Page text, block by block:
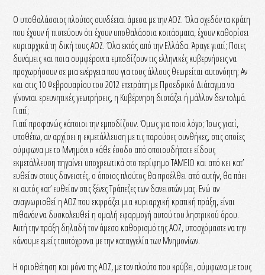
Ο υποθαλάσσιος πλούτος συνδέεται άμεσα με την ΑΟΖ. Όλα σχεδόν τα κράτη
που έχουν ή πιστεύουν ότι έχουν υποθαλάσσια κοιτάσματα, έχουν καθορίσει
κυριαρχικά τη δική τους ΑΟΖ. Όλα εκτός από την Ελλάδα. Άραγε γιατί; Ποιες
δυνάμεις και ποια συμφέροντα εμποδίζουν τις ελληνικές κυβερνήσεις να
προχωρήσουν σε μια ενέργεια που για τους άλλους θεωρείται αυτονόητη; Αν
και στις 10 Φεβρουαρίου του 2012 επετράπη με Προεδρικό Διάταγμα να
γίνονται ερευνητικές γεωτρήσεις, η Κυβέρνηση διστάζει ή μάλλον δεν τολμά.
Γιατί;
Γιατί προφανώς κάποιοι την εμποδίζουν. Όμως για ποιο λόγο; Ίσως γιατί,
υποθέτω, αν αρχίσει η εκμετάλλευση με τις παρούσες συνθήκες, στις οποίες
σύμφωνα με το Μνημόνιο κάθε έσοδο από οποιουδήποτε είδους
εκμετάλλευση πηγαίνει υποχρεωτικά στο περίφημο ΤΑΜΕΙΟ και από κει κατ’
ευθείαν στους δανειστές, ο όποιος πλούτος θα προέλθει από αυτήν, θα πάει
κι αυτός κατ’ ευθείαν στις ξένες Τράπεζες των δανειστών μας. Ενώ αν
αναγνωρισθεί η ΑΟΖ που εκφράζει μια κυριαρχική κρατική πράξη, είναι
πιθανόν να δυσκολευθεί η ομαλή εφαρμογή αυτού του ληστρικού όρου.
Αυτή την πράξη δηλαδή τον άμεσο καθορισμό της ΑΟΖ, υποσχόμαστε να την
κάνουμε εμείς ταυτόχρονα με την καταγγελία των Μνημονίων.
Η οριοθέτηση και μόνο της ΑΟΖ, με τον πλούτο που κρύβει, σύμφωνα με τους